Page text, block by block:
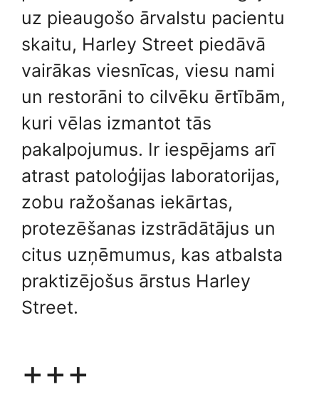
uz pieaugošo ārvalstu pacientu
skaitu, Harley Street piedāvā
vairākas viesnīcas, viesu nami
un restorāni to cilvēku ērtībām,
kuri vēlas izmantot tās
pakalpojumus. Ir iespējams arī
atrast patoloģijas laboratorijas,
zobu ražošanas iekārtas,
protezēšanas izstrādātājus un
citus uzņēmumus, kas atbalsta
praktizējošus ārstus Harley
Street.
+++